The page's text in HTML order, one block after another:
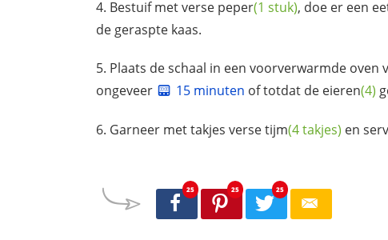
Bestuif met verse peper(1 stuk), doe er een
de geraspte kaas.
Plaats de schaal in een voorverwarmde
ongeveer
15 minuten of totdat de eieren(4)
Garneer met takjes versetijm(4 takjes) en
25 25 25